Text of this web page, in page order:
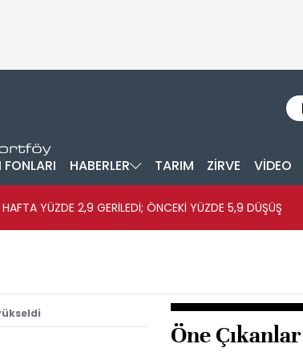
HABERLER TARIM ZİRVE VİDEO
YÜZDE 2,9 GERİLEDİ; ÖNCEKİ YÜZDE 5,9 DÜŞÜŞ
Öne Çıkanlar